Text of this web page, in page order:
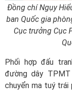
Đồng chí Ngụy
ban Quốc gia
Cục trưởng Cục
Phối hợp đấu
đường dây
chuyển ma tuý trái